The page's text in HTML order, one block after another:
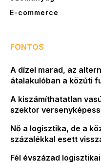
E-commerce
FONTOS
A dízel marad, az
átalakulóban a közúti
A kiszámíthatatlan
szektor
Nő a logisztika, de a
százalékkal esett
Fél évszázad